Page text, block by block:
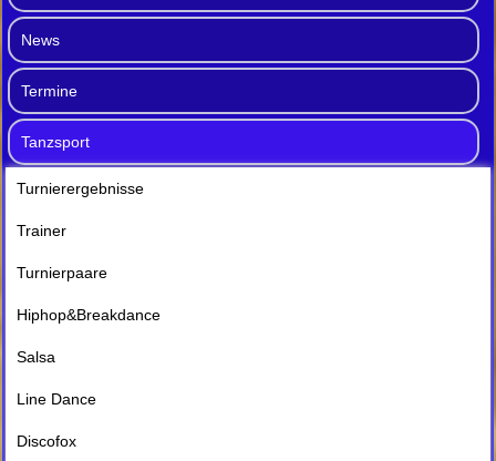
News
Termine
Tanzsport
Turnierergebnisse
Trainer
Turnierpaare
Hiphop&Breakdance
Salsa
Line Dance
Discofox